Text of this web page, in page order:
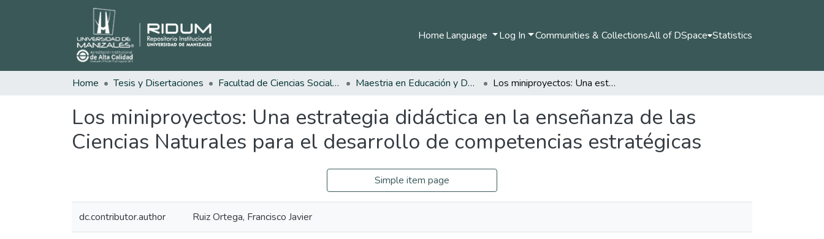
HomeLanguage Log In Communities & CollectionsAll of DSpace Statistics
Home Tesis y Disertaciones Facultad de Ciencias Sociales y Humanas Maestria en Educación y Desarrollo Humano Los miniproyectos: Una estrategia didáctica en la enseñanza de las Ciencias Naturales para el desarrollo de competencias estratégicas
Los miniproyectos: Una estrategia didáctica en la enseñanza de las
Ciencias Naturales para el desarrollo de competencias estratégicas
Simple item page
dc.contributor.author Ruiz Ortega, Francisco Javier